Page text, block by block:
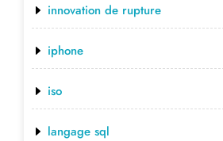
innovation de rupture
iphone
iso
langage sql